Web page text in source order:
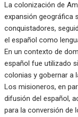
La colonización de
expansión geográfica
conquistadores,
el español como
En un contexto de
español fue utilizado
colonias y gobernar a
Los misioneros, en
difusión del español,
para la conversión de